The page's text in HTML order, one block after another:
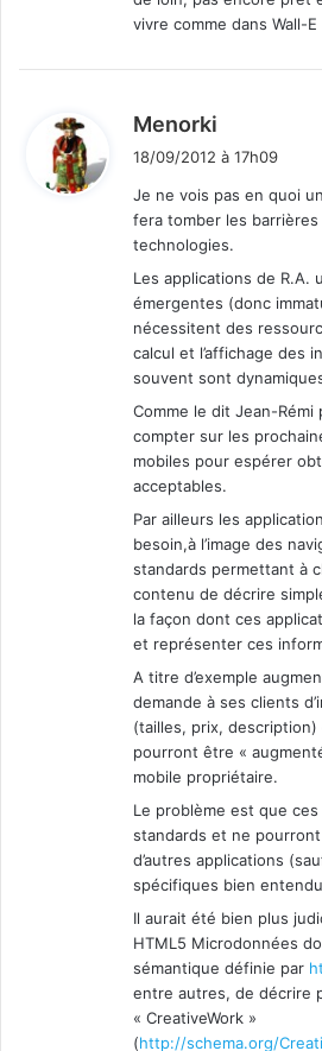
vivre comme dans Wall-E
Menorki
18/09/2012 à 17h09
Je ne vois pas en quoi
fera tomber les barrières
technologies.
Les applications de R.A.
émergentes (donc
nécessitent des
calcul et l’affichage des
souvent sont
Comme le dit Jean-
compter sur les
mobiles pour espérer
acceptables.
Par ailleurs les
besoin,à l’image des
standards permettant à
contenu de décrire
la façon dont ces
et représenter ces
A titre d’exemple
demande à ses clients
(tailles, prix,
pourront être «
mobile propriétaire.
Le problème est que
standards et ne
d’autres applications
spécifiques bien
Il aurait été bien plus
HTML5 Microdonnées
sémantique définie par
entre autres, de décrire
« CreativeWork »
(http://schema.org/